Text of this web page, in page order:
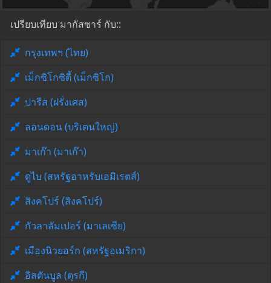
เปรียบเทียบ มากัสซาร์ กับ::
กรุงเทพฯ (ไทย)
เม็กซิโกซิตี้ (เม็กซิโก)
ปารีส (ฝรั่งเศส)
ลอนดอน (บริเตนใหญ่)
มาเก๊า (มาเก๊า)
ดูไบ (สหรัฐอาหรับเอมิเรตส์)
สิงคโปร์ (สิงคโปร์)
กัวลาลัมเปอร์ (มาเลเซีย)
เมืองนิวยอร์ก (สหรัฐอเมริกา)
อิสตันบูล (ตุรกี)